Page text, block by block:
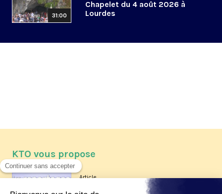
31:00
Chapelet du 4 août 2026 à
Lourdes
KTO vous propose
Article
Les reportages d'été 2026 de KTO